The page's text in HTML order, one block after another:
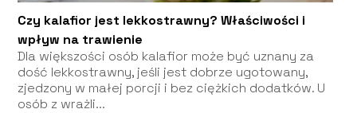
Czy kalafior jest lekkostrawny? Właściwości i
wpływ na trawienie
Dla większości osób kalafior może być uznany za
dość lekkostrawny, jeśli jest dobrze ugotowany,
zjedzony w małej porcji i bez ciężkich dodatków. U
osób z wrażli...